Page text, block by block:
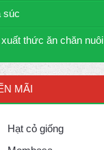
súc
thức ăn chăn nuôi
MÃI
Hạt cỏ giống